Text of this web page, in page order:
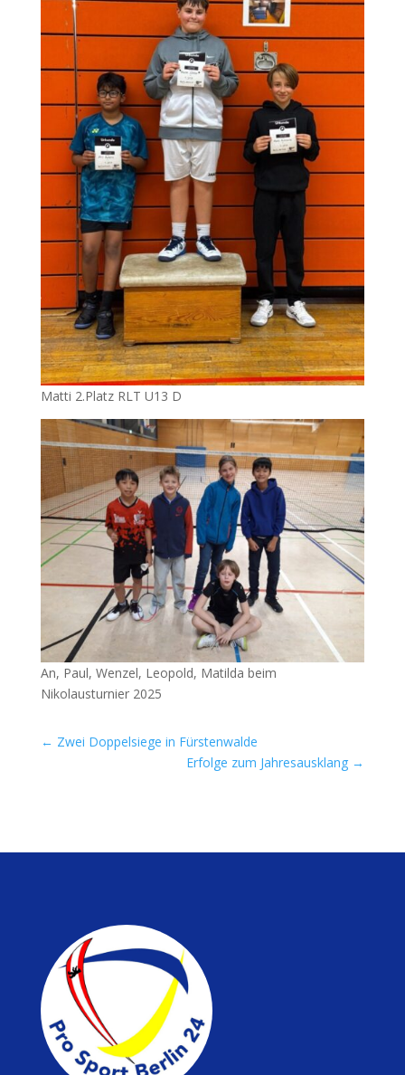
Matti 2.Platz RLT U13 D
An, Paul, Wenzel, Leopold, Matilda beim
Nikolausturnier 2025
← Zwei Doppelsiege in Fürstenwalde
Erfolge zum Jahresausklang →